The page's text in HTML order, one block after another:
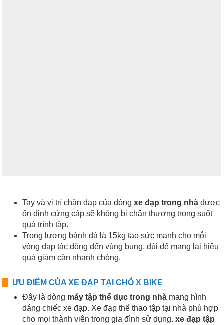
Tay và vị trí chân đạp của dòng xe đạp trong nhà được
ổn định cứng cáp sẽ không bị chân thương trong suốt
quá trình tập.
Trọng lượng bánh đà là 15kg tạo sức mạnh cho mỗi
vòng đạp tác động đến vùng bụng, đùi để mang lại hiệu
quả giảm cân nhanh chóng.
ƯU ĐIỂM CỦA XE ĐẠP TẠI CHỖ X BIKE
Đây là dòng máy tập thể dục trong nhà mang hình
dáng chiếc xe đạp. Xe đạp thể thao tập tại nhà phù hợp
cho mọi thành viên trong gia đình sử dụng. xe đạp tập